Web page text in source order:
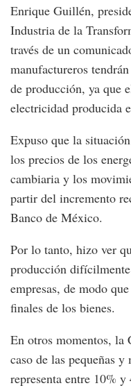
Enrique Guillén,
Industria de la
través de un
manufactureros
de producción, ya que
electricidad producida
Expuso que la
los precios de los
cambiaria y los
partir del incremento
Banco de México.
Por lo tanto, hizo ver
producción
empresas, de modo
finales de los bienes.
En otros momentos, la
caso de las pequeñas
representa entre 10%